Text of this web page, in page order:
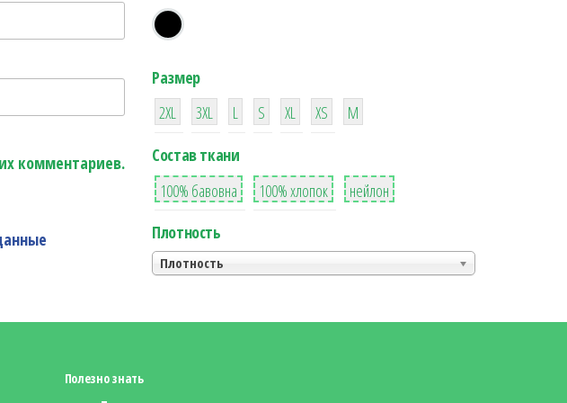
комментариев.
Размер
38
2XL
16
3XL
42
L
42
S
42
XL XS
М
Состав ткани
8
100% бавовна
36
100% хлопок
2
нейлон
Плотность
Плотность
Полезно знать